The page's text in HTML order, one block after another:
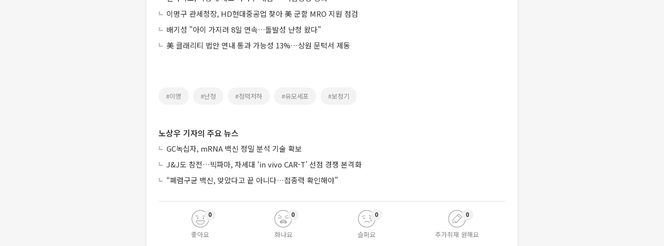
이명구 관세청장, HD현대중공업 찾아 美 군함 MRO 지원 점검
배기성 "아이 가지려 8일 연속…돌발성 난청 왔다"
美 클래리티 법안 연내 통과 가능성 13%…상원 문턱서 제동
#이명 #난청 #청력저하 #유모세포 #보청기
노상우 기자의 주요 뉴스
GC녹십자, mRNA 백신 정밀 분석 기술 확보
J&J도 참전…빅파마, 차세대 ‘in vivo CAR-T’ 선점 경쟁 본격화
“폐렴구균 백신, 맞았다고 끝 아니다…접종력 확인해야”
좋아요
0
화나요
0
슬퍼요
0
추가취재 원해요
0